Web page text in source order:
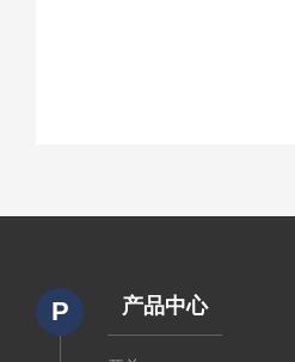
P 产品中心